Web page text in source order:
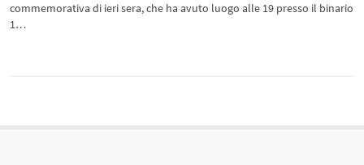
commemorativa di ieri sera, che ha avuto luogo alle 19 presso il binario
1…